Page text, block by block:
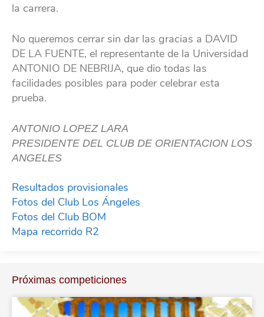
la carrera.
No queremos cerrar sin dar las gracias a DAVID
DE LA FUENTE, el representante de la Universidad
ANTONIO DE NEBRIJA, que dio todas las
facilidades posibles para poder celebrar esta
prueba.
ANTONIO LOPEZ LARA
PRESIDENTE DEL CLUB DE ORIENTACION LOS
ANGELES
Resultados provisionales
Fotos del Club Los Ángeles
Fotos del Club BOM
Mapa recorrido R2
Próximas competiciones